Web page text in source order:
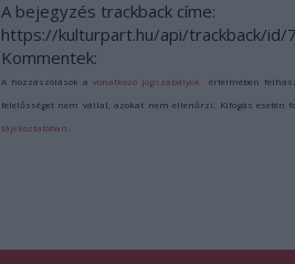
A bejegyzés trackback címe:
https://kulturpart.hu/api/trackback/id/
Kommentek:
A hozzászólások avonatkozó jogszabályok értelmében
felelősséget nem vállal, azokat nem ellenőrzi. Kifogás esetén
tájékoztatóban